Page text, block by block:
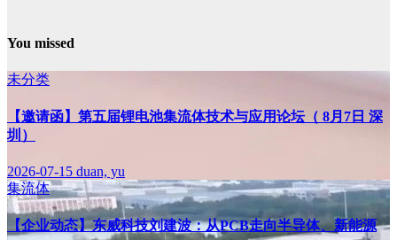
You missed
未分类
【邀请函】第五届锂电池集流体技术与应用论坛（ 8月7日 深
圳）
2026-07-15 duan, yu
集流体
【企业动态】东威科技刘建波：从PCB走向半导体、新能源